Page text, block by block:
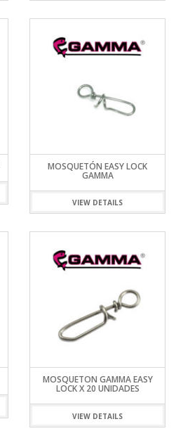
MOSQUETÓN EASY LOCK
GAMMA
VIEW DETAILS
MOSQUETON GAMMA EASY
LOCK X 20 UNIDADES
VIEW DETAILS